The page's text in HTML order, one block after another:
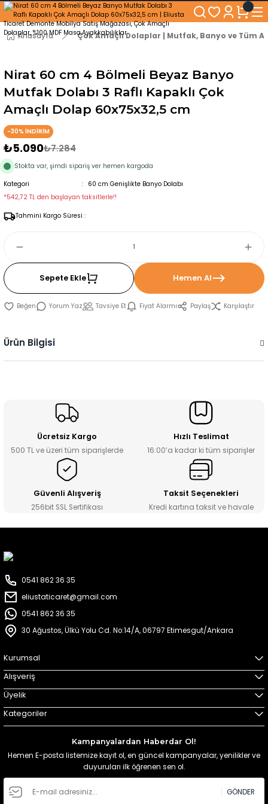
250₺ ve Üzeri Alışverişlerinizde KARGO BEDAVA!
5'er cm Aralıklarla 35 cm'den 100 cm'e kadar Genişliğe Sahip Dolaplar
% 100 Mdf Tekerlekli Masa ile Uzun Ömürlü ve Kolay Kullanım Konforu
Kaliteli hizmet, güvenli alışveriş ve satış sonrası destek
Anasayfa Çok Amaçlı Dolaplar | Mutfak, Banyo ve Tüm
Nirat 60 cm 4 Bölmeli Beyaz Banyo
Mutfak Dolabı 3 Raflı Kapaklı Çok
Amaçlı Dolap 60x75x32,5 cm
-30% İNDİRİM
₺5.090₺7.284
Stokta var, şimdi sipariş ver hemen kargoda
Kategori
60 cm Genişlikte Banyo Dolabı
*542,72 TL den başlayan taksitlerle!!
Tahmini Kargo Süresi :
Sepete Ekle Hemen Al
Yorum Yaz Tavsiye Et Fiyat Alarmı Paylaş Karşılaştır
Ürün Bilgisi
Ücretsiz Kargo
500 TL ve üzeri tüm siparişlerde
Hızlı Teslimat
16:00’a kadar ki tüm siparişler
Güvenli Alışveriş
256bit SSL Sertifikası
Taksit Seçenekleri
Kredi kartına taksit ve havale
0541 862 36 35
eliustaticaret@gmail.com
0541 862 36 35
30 Ağustos, Ülkü Yolu Cd. No:14/A, 06797 Etimesgut/Ankara
Kurumsal
Alışveriş
Üyelik
Kategoriler
Kampanyalardan Haberdar Ol!
Hemen E-posta listemize kayıt ol, en güncel kampanyalar, yenilikler ve
duyuruları ilk öğrenen sen ol.
GÖNDER